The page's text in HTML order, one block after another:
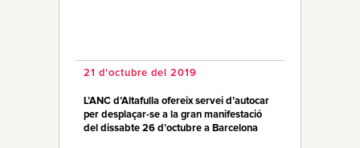
21 d'octubre del 2019
L’ANC d’Altafulla ofereix servei d’autocar
per desplaçar-se a la gran manifestació
del dissabte 26 d’octubre a Barcelona